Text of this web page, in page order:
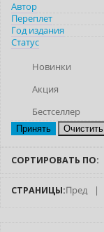
Автор
Переплет
Год издания
Статус
Новинки
Акция
Бестселлер
Очистить
СОРТИРОВАТЬ ПО:
СТРАНИЦЫ:Пред |